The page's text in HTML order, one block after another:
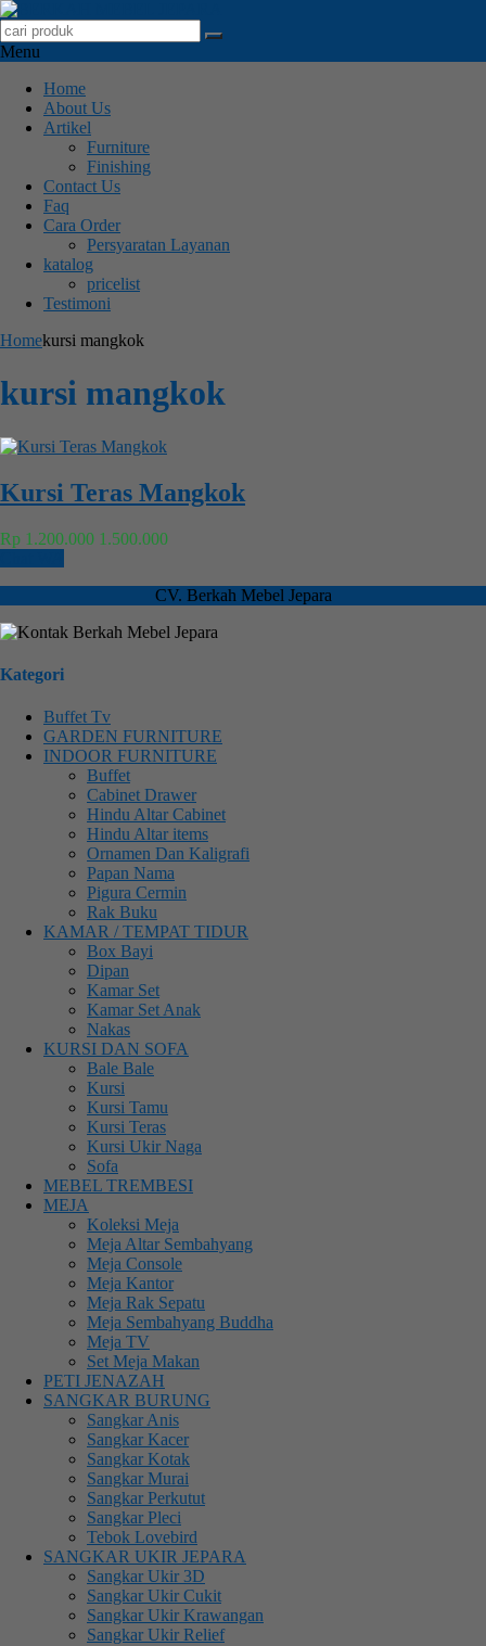
Menu
Home
About Us
Artikel
Furniture
Finishing
Contact Us
Faq
Cara Order
Persyaratan Layanan
katalog
pricelist
Testimoni
Homekursi mangkok
kursi mangkok
Kursi Teras Mangkok
Rp 1.200.000 1.500.000
CV. Berkah Mebel Jepara
Kategori
Buffet Tv
GARDEN FURNITURE
INDOOR FURNITURE
Buffet
Cabinet Drawer
Hindu Altar Cabinet
Hindu Altar items
Ornamen Dan Kaligrafi
Papan Nama
Pigura Cermin
Rak Buku
KAMAR / TEMPAT TIDUR
Box Bayi
Dipan
Kamar Set
Kamar Set Anak
Nakas
KURSI DAN SOFA
Bale Bale
Kursi
Kursi Tamu
Kursi Teras
Kursi Ukir Naga
Sofa
MEBEL TREMBESI
MEJA
Koleksi Meja
Meja Altar Sembahyang
Meja Console
Meja Kantor
Meja Rak Sepatu
Meja Sembahyang Buddha
Meja TV
Set Meja Makan
PETI JENAZAH
SANGKAR BURUNG
Sangkar Anis
Sangkar Kacer
Sangkar Kotak
Sangkar Murai
Sangkar Perkutut
Sangkar Pleci
Tebok Lovebird
SANGKAR UKIR JEPARA
Sangkar Ukir 3D
Sangkar Ukir Cukit
Sangkar Ukir Krawangan
Sangkar Ukir Relief